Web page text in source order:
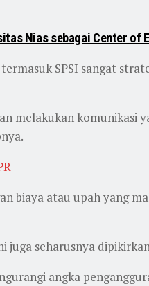
Nias sebagai Center of
SPSI sangat
melakukan komunikasi
biaya atau upah yang
seharusnya
angka